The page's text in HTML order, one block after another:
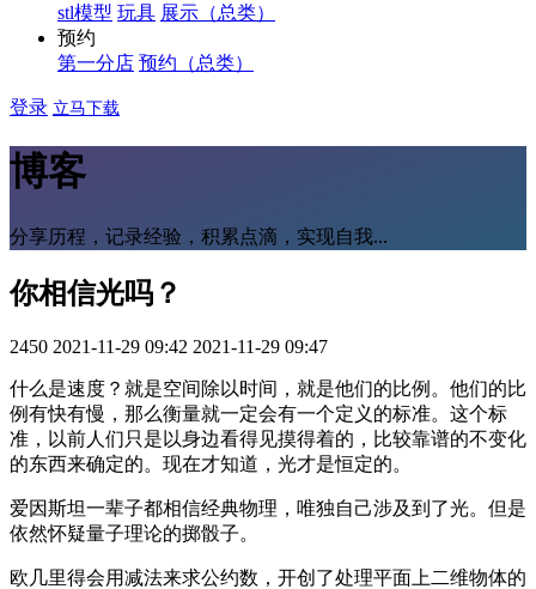
stl模型 玩具 展示（总类）
预约
第一分店 预约（总类）
登录 立马下载
博客
分享历程，记录经验，积累点滴，实现自我...
你相信光吗？
2450 2021-11-29 09:42 2021-11-29 09:47
什么是速度？就是空间除以时间，就是他们的比例。他们的比
例有快有慢，那么衡量就一定会有一个定义的标准。这个标
准，以前人们只是以身边看得见摸得着的，比较靠谱的不变化
的东西来确定的。现在才知道，光才是恒定的。
爱因斯坦一辈子都相信经典物理，唯独自己涉及到了光。但是
依然怀疑量子理论的掷骰子。
欧几里得会用减法来求公约数，开创了处理平面上二维物体的